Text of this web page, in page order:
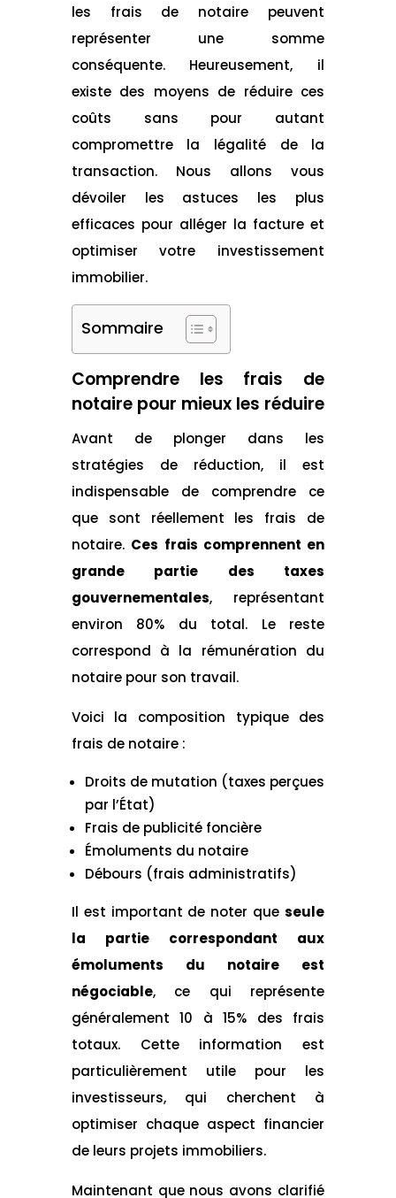
les frais de notaire peuvent
représenter une somme
conséquente. Heureusement, il
existe des moyens de réduire ces
coûts sans pour autant
compromettre la légalité de la
transaction. Nous allons vous
dévoiler les astuces les plus
efficaces pour alléger la facture et
optimiser votre investissement
immobilier.
Sommaire
Comprendre les frais de
notaire pour mieux les réduire
Avant de plonger dans les
stratégies de réduction, il est
indispensable de comprendre ce
que sont réellement les frais de
notaire. Ces frais comprennent en
grande partie des taxes
gouvernementales, représentant
environ 80% du total. Le reste
correspond à la rémunération du
notaire pour son travail.
Voici la composition typique des
frais de notaire :
Droits de mutation (taxes perçues
par l’État)
Frais de publicité foncière
Émoluments du notaire
Débours (frais administratifs)
Il est important de noter queseule
la partie correspondant aux
émoluments du notaire est
négociable, ce qui représente
généralement 10 à 15% des frais
totaux. Cette information est
particulièrement utile pour les
investisseurs, qui cherchent à
optimiser chaque aspect financier
de leurs projets immobiliers.
Maintenant que nous avons clarifié